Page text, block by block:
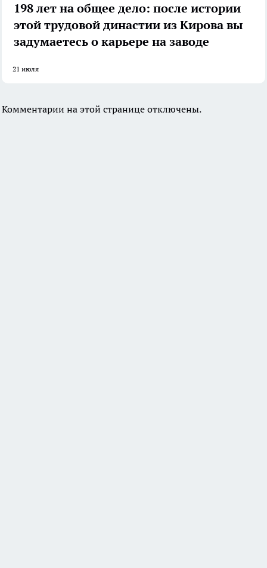
198 лет на общее дело: после истории
этой трудовой династии из Кирова вы
задумаетесь о карьере на заводе
21 июля
Комментарии на этой странице отключены.